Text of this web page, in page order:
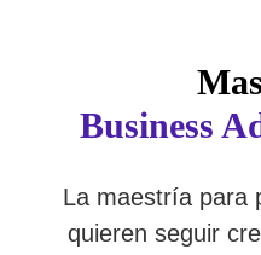
Business
La maestría para
quieren seguir